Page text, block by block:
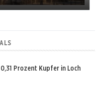
Prozent Kupfer in Loch